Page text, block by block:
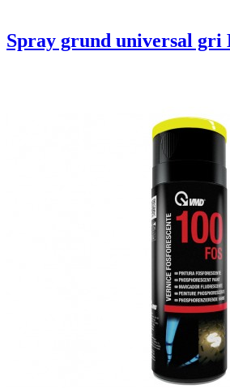
Spray grund universal gri